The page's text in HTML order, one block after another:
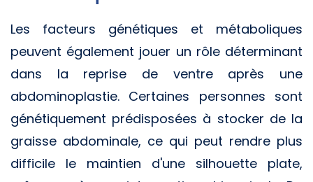
Les facteurs génétiques et métaboliques
peuvent également jouer un rôle déterminant
dans la reprise de ventre après une
abdominoplastie. Certaines personnes sont
génétiquement prédisposées à stocker de la
graisse abdominale, ce qui peut rendre plus
difficile le maintien d'une silhouette plate,